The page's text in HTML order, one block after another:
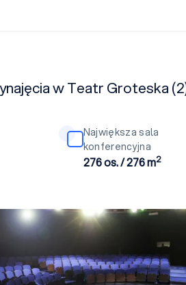
w Teatr Groteska
Największa sala
konferencyjna
276 os. / 276 m2
teatralna II